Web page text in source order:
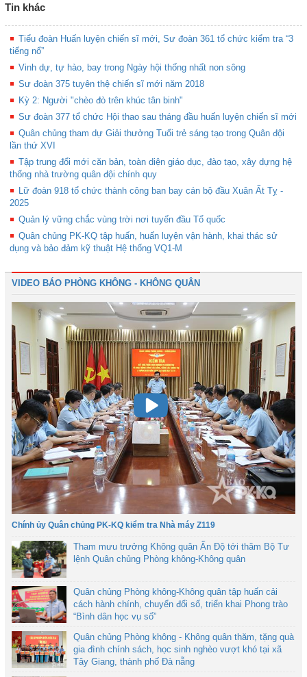
Tin khác
Tiểu đoàn Huấn luyện chiến sĩ mới, Sư đoàn 361 tổ chức kiểm tra “3
tiếng nổ”
Vinh dự, tự hào, bay trong Ngày hội thống nhất non sông
Sư đoàn 375 tuyên thệ chiến sĩ mới năm 2018
Kỳ 2: Người "chèo đò trên khúc tân binh"
Sư đoàn 377 tổ chức Hội thao sau tháng đầu huấn luyện chiến sĩ mới
Quân chủng tham dự Giải thưởng Tuổi trẻ sáng tạo trong Quân đội
lần thứ XVI
Tập trung đổi mới căn bản, toàn diện giáo dục, đào tạo, xây dựng hệ
thống nhà trường quân đội chính quy
Lữ đoàn 918 tổ chức thành công ban bay cán bộ đầu Xuân Ất Tỵ -
2025
Quản lý vững chắc vùng trời nơi tuyến đầu Tổ quốc
Quân chủng PK-KQ tập huấn, huấn luyện vận hành, khai thác sử
dụng và bảo đảm kỹ thuật Hệ thống VQ1-M
VIDEO BÁO PHÒNG KHÔNG - KHÔNG QUÂN
Chính ủy Quân chủng PK-KQ kiểm tra Nhà máy Z119
Tham mưu trưởng Không quân Ấn Độ tới thăm Bộ Tư
lệnh Quân chủng Phòng không-Không quân
Quân chủng Phòng không-Không quân tập huấn cải
cách hành chính, chuyển đổi số, triển khai Phong trào
“Bình dân học vụ số”
Quân chủng Phòng không - Không quân thăm, tặng quà
gia đình chính sách, học sinh nghèo vượt khó tại xã
Tây Giang, thành phố Đà nẵng